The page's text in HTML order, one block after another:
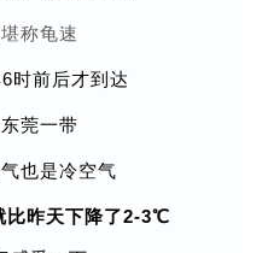
称龟速
时前后才到达
莞一带
也是冷空气
比昨天下降了2-3℃